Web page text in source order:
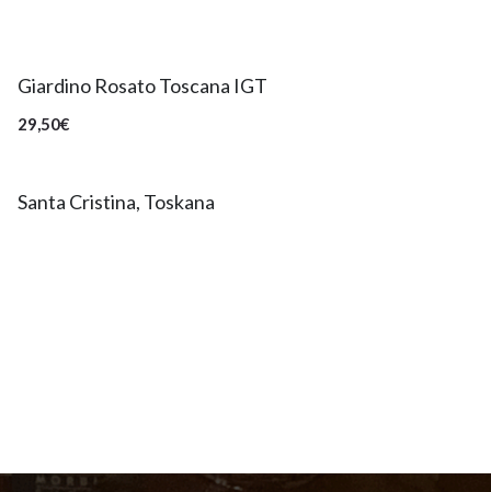
Giardino Rosato Toscana IGT
29,50€
Santa Cristina, Toskana